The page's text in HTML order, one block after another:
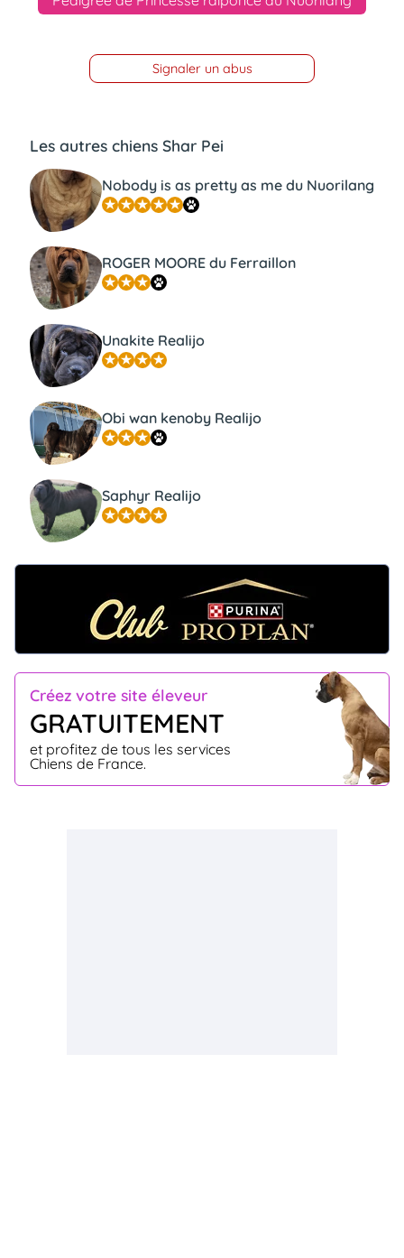
Signaler un abus
Créez votre site éleveur
GRATUITEMENT
et profitez de tous les services
Chiens de France.
Les autres chiens Shar Pei
Nobody is as pretty as me du Nuorilang
ROGER MOORE du Ferraillon
Unakite Realijo
Obi wan kenoby Realijo
Saphyr Realijo